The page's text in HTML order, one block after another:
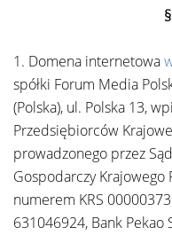
1. Domena internetowa
spółki Forum Media
(Polska), ul. Polska 13,
Przedsiębiorców
prowadzonego przez
Gospodarczy
numerem KRS
631046924, Bank Pekao